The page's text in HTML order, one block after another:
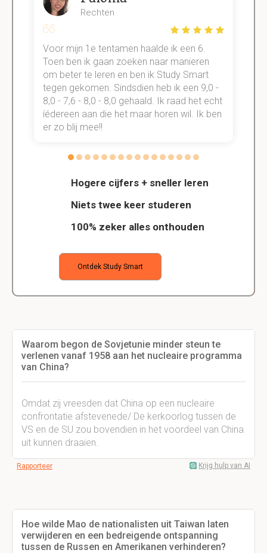
Hogere cijfers + sneller leren
Niets twee keer studeren
100% zeker alles onthouden
Ontdek Study Smart
Rechten
Voor mijn 1e tentamen haalde ik een 6.
Toen ben ik gaan zoeken naar manieren
om beter te leren en ben ik Study Smart
tegen gekomen. Sindsdien heb ik een 9,0 -
8,0 - 7,6 - 8,0 - 8,0 gehaald. Ik raad het echt
íédereen aan die het maar horen wil. Ik ben
er zo blij mee!!
Waarom begon de Sovjetunie minder steun te
verlenen vanaf 1958 aan het nucleaire programma
van China?
Omdat zij vreesden dat China op een nucleaire
confrontatie afstevenede/ De kerkoorlog tussen de
VS en de SU zou bovendien in het voordeel van China
uit kunnen draaien.
Rapporteer Krijg hulp van AI
Hoe wilde Mao de nationalisten uit Taiwan laten
verwijderen en een bedreigende ontspanning
tussen de Russen en Amerikanen verhinderen?